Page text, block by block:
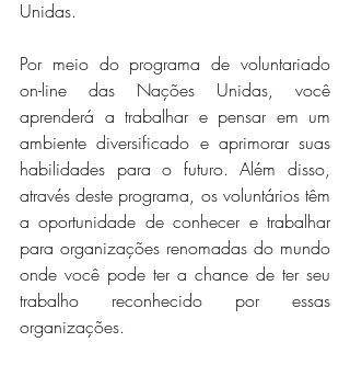
Unidas.
Por meio do programa de voluntariado
on-line das Nações Unidas, você
aprenderá a trabalhar e pensar em um
ambiente diversificado e aprimorar suas
habilidades para o futuro. Além disso,
através deste programa, os voluntários têm
a oportunidade de conhecer e trabalhar
para organizações renomadas do mundo
onde você pode ter a chance de ter seu
trabalho reconhecido por essas
organizações.